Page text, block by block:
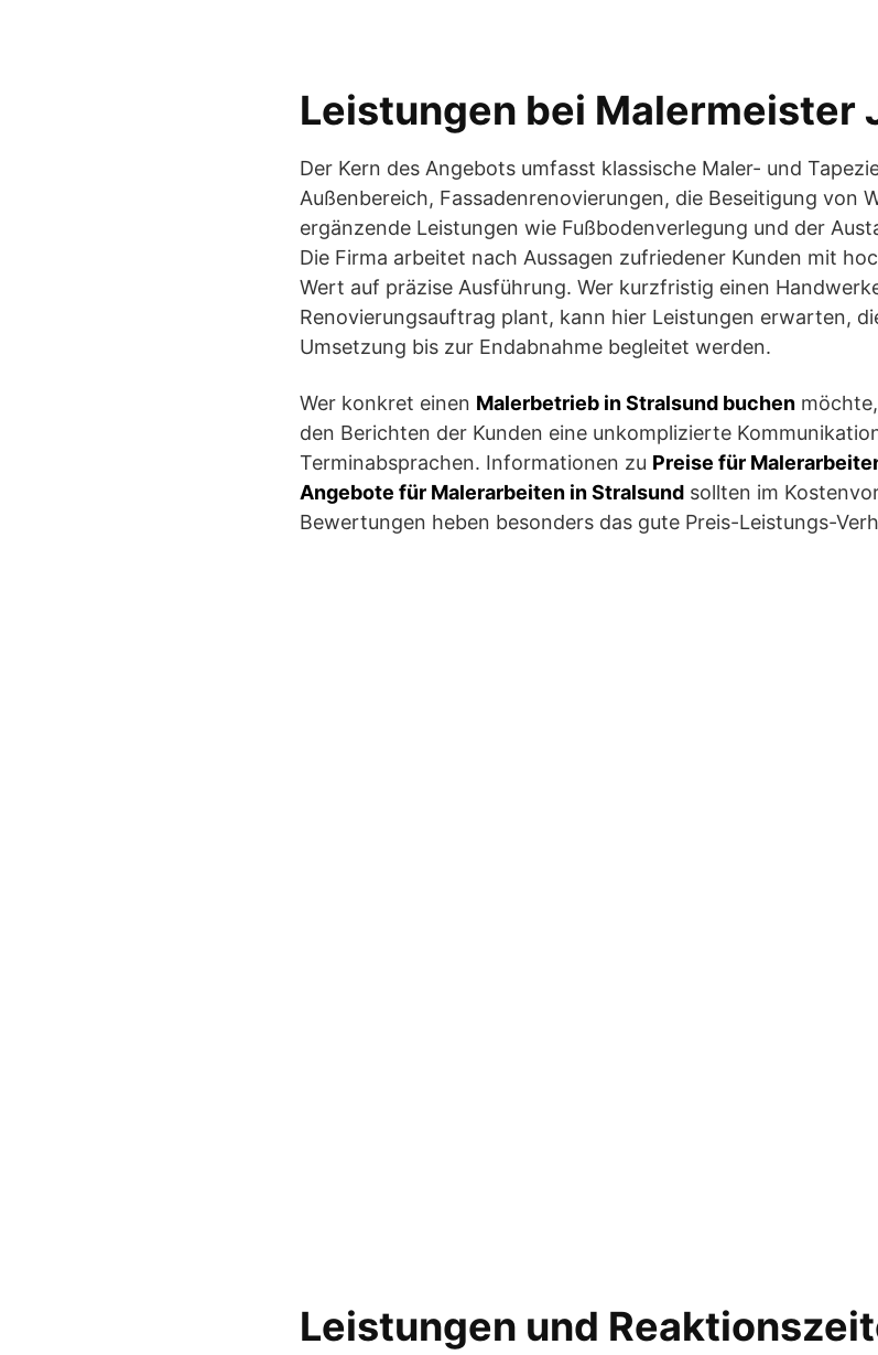
Leistungen bei Malermeister
Der Kern des Angebots umfasst klassische Maler- und
Außenbereich, Fassadenrenovierungen, die Beseitigung von
ergänzende Leistungen wie Fußbodenverlegung und der
Die Firma arbeitet nach Aussagen zufriedener Kunden mit
Wert auf präzise Ausführung. Wer kurzfristig einen
Renovierungsauftrag plant, kann hier Leistungen erwarten,
Umsetzung bis zur Endabnahme begleitet werden.
Wer konkret einen Malerbetrieb in Stralsund buchen
den Berichten der Kunden eine unkomplizierte
Terminabsprachen. Informationen zu Preise für
Angebote für Malerarbeiten in Stralsund sollten im
Bewertungen heben besonders das gute Preis-Leistungs-
Leistungen und